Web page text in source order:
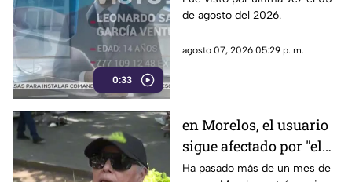
0:33
Cuernavaca
de agosto del 2026.
agosto 07, 2026 05:29 p. m.
en Morelos, el usuario
sigue afectado por "el
tarifazo"
Ha pasado más de un mes de